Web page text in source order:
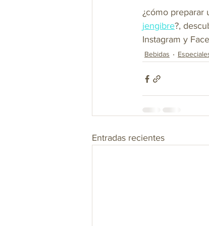
¿cómo preparar
jengibre?,
Instagram y
Bebidas
Entradas recientes